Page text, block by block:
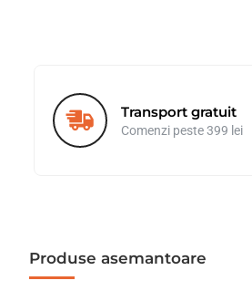
Transport gratuit
Comenzi peste 399 lei
Produse asemantoare